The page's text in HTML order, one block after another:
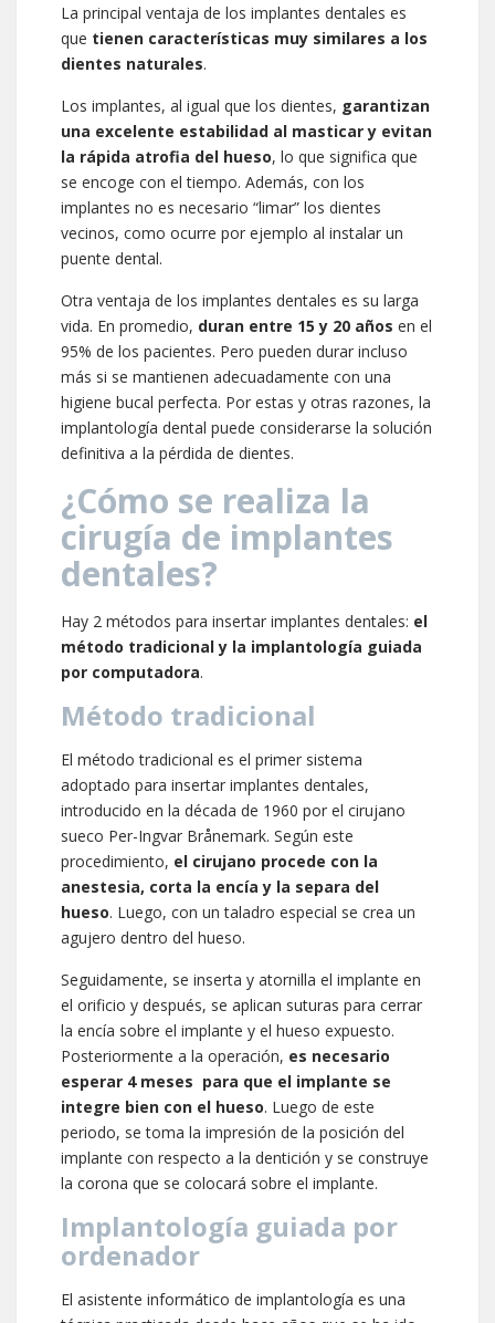
La principal ventaja de los implantes dentales es
que tienen características muy similares a los
dientes naturales.
Los implantes, al igual que los dientes, garantizan
una excelente estabilidad al masticar y evitan
la rápida atrofia del hueso, lo que significa que
se encoge con el tiempo. Además, con los
implantes no es necesario “limar” los dientes
vecinos, como ocurre por ejemplo al instalar un
puente dental.
Otra ventaja de los implantes dentales es su larga
vida. En promedio, duran entre 15 y 20 años en el
95% de los pacientes. Pero pueden durar incluso
más si se mantienen adecuadamente con una
higiene bucal perfecta. Por estas y otras razones, la
implantología dental puede considerarse la solución
definitiva a la pérdida de dientes.
¿Cómo se realiza la
cirugía de implantes
dentales?
Hay 2 métodos para insertar implantes dentales: el
método tradicional y la implantología guiada
por computadora.
Método tradicional
El método tradicional es el primer sistema
adoptado para insertar implantes dentales,
introducido en la década de 1960 por el cirujano
sueco Per-Ingvar Brånemark. Según este
procedimiento, el cirujano procede con la
anestesia, corta la encía y la separa del
hueso. Luego, con un taladro especial se crea un
agujero dentro del hueso.
Seguidamente, se inserta y atornilla el implante en
el orificio y después, se aplican suturas para cerrar
la encía sobre el implante y el hueso expuesto.
Posteriormente a la operación, es necesario
esperar 4 meses para que el implante se
integre bien con el hueso. Luego de este
periodo, se toma la impresión de la posición del
implante con respecto a la dentición y se construye
la corona que se colocará sobre el implante.
Implantología guiada por
ordenador
El asistente informático de implantología es una